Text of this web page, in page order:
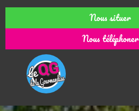
Nous situer
Nous téléphoner